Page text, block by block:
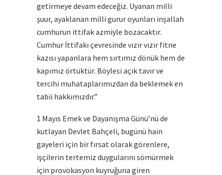
getirmeye devam edeceğiz. Uyanan milli
şuur, ayaklanan milli gurur oyunları inşallah
cumhurun ittifak azmiyle bozacaktır.
Cumhur İttifakı çevresinde vızır vızır fitne
kazısı yapanlara hem sırtımız dönük hem de
kapımız örtüktür. Böylesi açık tavır ve
tercihi muhataplarımızdan da beklemek en
tabii hakkımızdır.”
1 Mayıs Emek ve Dayanışma Günü’nü de
kutlayan Devlet Bahçeli, bugünü hain
gayeleri için bir fırsat olarak görenlere,
işçilerin tertemiz duygularını sömürmek
için provokasyon kuyruğuna giren